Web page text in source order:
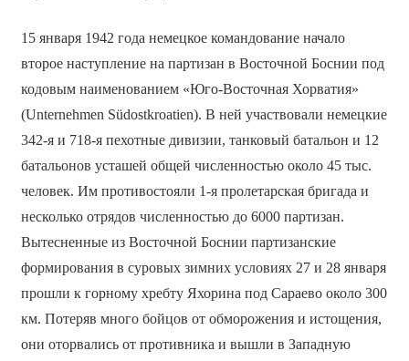
15 января 1942 года немецкое командование начало
второе наступление на партизан в Восточной Боснии под
кодовым наименованием «Юго-Восточная Хорватия»
(Unternehmen Südostkroatien). В ней участвовали немецкие
342-я и 718-я пехотные дивизии, танковый батальон и 12
батальонов усташей общей численностью около 45 тыс.
человек. Им противостояли 1-я пролетарская бригада и
несколько отрядов численностью до 6000 партизан.
Вытесненные из Восточной Боснии партизанские
формирования в суровых зимних условиях 27 и 28 января
прошли к горному хребту Яхорина под Сараево около 300
км. Потеряв много бойцов от обморожения и истощения,
они оторвались от противника и вышли в Западную